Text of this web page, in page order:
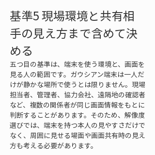
基準5 現場環境と共有相
手の見え方まで含めて決
める
五つ目の基準は、端末を使う環境と、画面を
見る人の範囲です。ガウシアン端末は一人だ
けが静かな場所で使うとは限りません。現場
担当者、管理者、協力会社、遠隔地の確認者
など、複数の関係者が同じ画面情報をもとに
判断することがあります。そのため、解像度
選びでは、端末を持つ本人の見やすさだけで
なく、周囲に見せる場面や画面共有時の見え
方も考える必要があります。